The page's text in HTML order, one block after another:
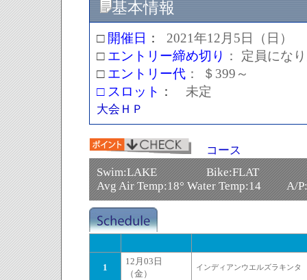
基本情報
□開催日 ： 2021年12 月5日（日）
□エントリー締め切り ：
定員にな
□エントリー代 ： ＄ 399～
□ スロット ： 未定
大会ＨＰ
コース
Swim:LAKE Bike:FLAT
Avg Air Temp:18° Water Temp:14 A/
1
12月03日
（金）
インディアンウエルズラキンタ